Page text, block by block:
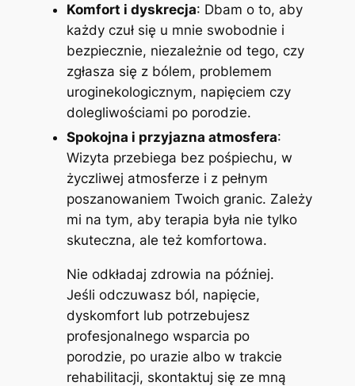
Komfort i dyskrecja: Dbam o to, aby
każdy czuł się u mnie swobodnie i
bezpiecznie, niezależnie od tego, czy
zgłasza się z bólem, problemem
uroginekologicznym, napięciem czy
dolegliwościami po porodzie.
Spokojna i przyjazna atmosfera:
Wizyta przebiega bez pośpiechu, w
życzliwej atmosferze i z pełnym
poszanowaniem Twoich granic. Zależy
mi na tym, aby terapia była nie tylko
skuteczna, ale też komfortowa.
Nie odkładaj zdrowia na później.
Jeśli odczuwasz ból, napięcie,
dyskomfort lub potrzebujesz
profesjonalnego wsparcia po
porodzie, po urazie albo w trakcie
rehabilitacji, skontaktuj się ze mną